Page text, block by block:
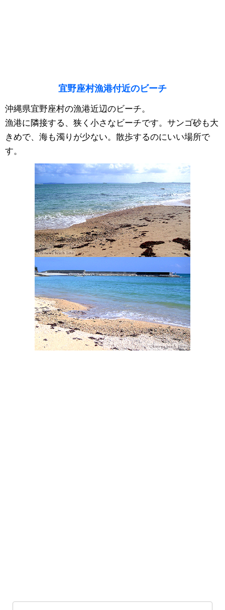
宜野座村漁港付近のビーチ
沖縄県宜野座村の漁港近辺のビーチ。
漁港に隣接する、狭く小さなビーチです。サンゴ砂も大
きめで、海も濁りが少ない。散歩するのにいい場所で
す。